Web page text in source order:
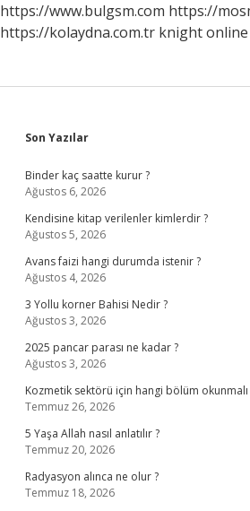
https://www.bulgsm.com https://
https://kolaydna.com.tr knight online
Sidebar
Son Yazılar
Binder kaç saatte kurur ?
Ağustos 6, 2026
Kendisine kitap verilenler kimlerdir ?
Ağustos 5, 2026
Avans faizi hangi durumda istenir ?
Ağustos 4, 2026
3 Yollu korner Bahisi Nedir ?
Ağustos 3, 2026
2025 pancar parası ne kadar ?
Ağustos 3, 2026
Kozmetik sektörü için hangi bölüm okunmalı
Temmuz 26, 2026
5 Yaşa Allah nasıl anlatılır ?
Temmuz 20, 2026
Radyasyon alınca ne olur ?
Temmuz 18, 2026